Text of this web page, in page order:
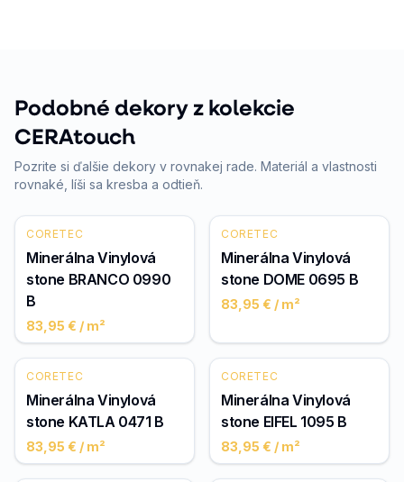
Podobné dekory z kolekcie
CERAtouch
Pozrite si ďalšie dekory v rovnakej rade. Materiál a vlastnosti
rovnaké, líši sa kresba a odtieň.
CORETEC
Minerálna Vinylová
stone BRANCO 0990
B
83,95 € / m²
CORETEC
Minerálna Vinylová
stone DOME 0695 B
83,95 € / m²
CORETEC
Minerálna Vinylová
stone KATLA 0471 B
83,95 € / m²
CORETEC
Minerálna Vinylová
stone EIFEL 1095 B
83,95 € / m²